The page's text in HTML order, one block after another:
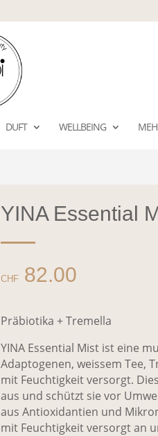
DUFT WELLBEING
YINA Essential
CHF82.00
Präbiotika + Tremella
YINA Essential Mist ist eine
Adaptogenen, weissem Tee,
mit Feuchtigkeit versorgt.
aus und schützt sie vor
aus Antioxidantien und
mit Feuchtigkeit versorgt an